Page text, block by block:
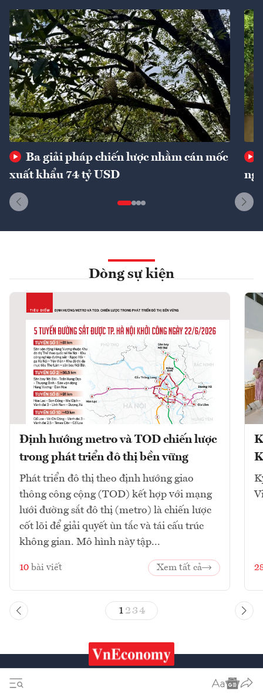
Ba giải pháp chiến lược nhằm cán mốc
xuất khẩu 74 tỷ USD
Dòng sự kiện
Định hướng metro và TOD chiến lược
trong phát triển đô thị bền vững
Phát triển đô thị theo định hướng giao
thông công cộng (TOD) kết hợp với mạng
lưới đường sắt đô thị (metro) là chiến lược
cốt lõi để giải quyết ùn tắc và tái cấu trúc
không gian. Mô hình này tập...
10 bài viết Xem tất cả
1 23 4